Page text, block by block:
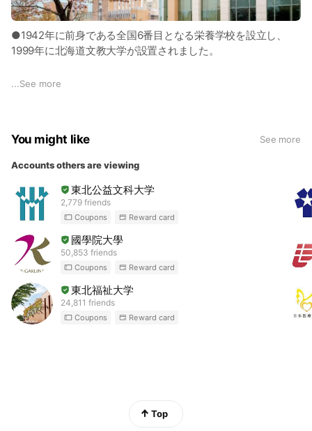
●1942年に前身である全国6番目となる栄養学校を設立し、
1999年に北海道文教大学が設置されました。
●ガーデニングの街として知られる緑豊かな恵庭市に建つキャ
海道の中心部の札幌駅から24分の好立地に本学はございま
●３学部７学科2専攻で構成され、「地域創成」「栄養」「教
養・語学・コミュニケーション」「リハビリ」「保育・教育」
「看護」の分野を、実学を重視した教育で職業人を育成してい
ます。
●「人間科学部」健康栄養学科、こども発達学科、地域未来学
科（2024年4月開設）
●「国際学部」国際教養学科、国際コミュニケーション学科
●「医療保健科学部」看護学科、リハビリテーション学科（理
学療法学専攻/作業療法学専攻）
...See more
You might like See more
Accounts others are viewing
東北公益文科大学
2,779 friends
Coupons Reward card
國學院大學
50,853 friends
Coupons Reward card
東北福祉大学
24,811 friends
Coupons Reward card
Top